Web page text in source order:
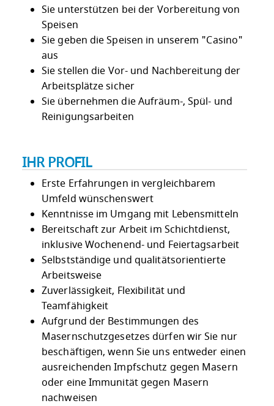
Sie unterstützen bei der Vorbereitung von
Speisen
Sie geben die Speisen in unserem "Casino"
aus
Sie stellen die Vor- und Nachbereitung der
Arbeitsplätze sicher
Sie übernehmen die Aufräum-, Spül- und
Reinigungsarbeiten
IHR PROFIL
Erste Erfahrungen in vergleichbarem
Umfeld wünschenswert
Kenntnisse im Umgang mit Lebensmitteln
Bereitschaft zur Arbeit im Schichtdienst,
inklusive Wochenend- und Feiertagsarbeit
Selbstständige und qualitätsorientierte
Arbeitsweise
Zuverlässigkeit, Flexibilität und
Teamfähigkeit
Aufgrund der Bestimmungen des
Masernschutzgesetzes dürfen wir Sie nur
beschäftigen, wenn Sie uns entweder einen
ausreichenden Impfschutz gegen Masern
oder eine Immunität gegen Masern
nachweisen